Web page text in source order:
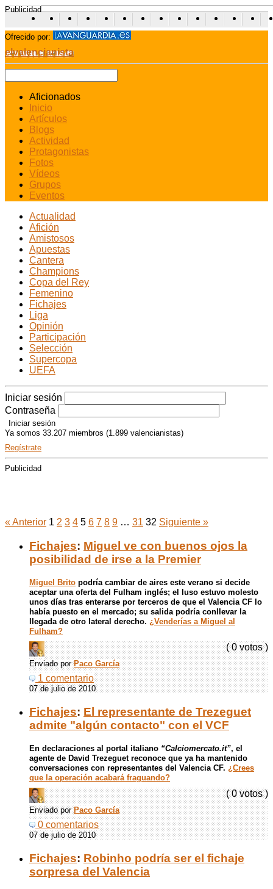
Publicidad
Ofrecido por:
elvalencianista
Aficionados
Inicio
Artículos
Blogs
Actividad
Protagonistas
Fotos
Vídeos
Grupos
Eventos
Actualidad
Afición
Amistosos
Apuestas
Cantera
Champions
Copa del Rey
Femenino
Fichajes
Liga
Opinión
Participación
Selección
Supercopa
UEFA
Iniciar sesión
Contraseña
Ya somos 33.207 miembros (1.899 valencianistas)
Regístrate
Publicidad
« Anterior 1 2 3 4 5 6 7 8 9 … 31 32 Siguiente »
Fichajes: Miguel ve con buenos ojos la
posibilidad de irse a la Premier
Miguel Brito podría cambiar de aires este verano si decide
aceptar una oferta del Fulham inglés; el luso estuvo molesto
unos días tras enterarse por terceros de que el Valencia CF lo
había puesto en el mercado; su salida podría conllevar la
llegada de otro lateral derecho. ¿Venderías a Miguel al
Fulham?
( 0 votos )
Enviado por Paco García
1 comentario
07 de julio de 2010
Fichajes: El representante de Trezeguet
admite "algún contacto" con el VCF
En declaraciones al portal italiano “Calciomercato.it”, el
agente de David Trezeguet reconoce que ya ha mantenido
conversaciones con representantes del Valencia CF. ¿Crees
que la operación acabará fraguando?
( 0 votos )
Enviado por Paco García
0 comentarios
07 de julio de 2010
Fichajes: Robinho podría ser el fichaje
sorpresa del Valencia